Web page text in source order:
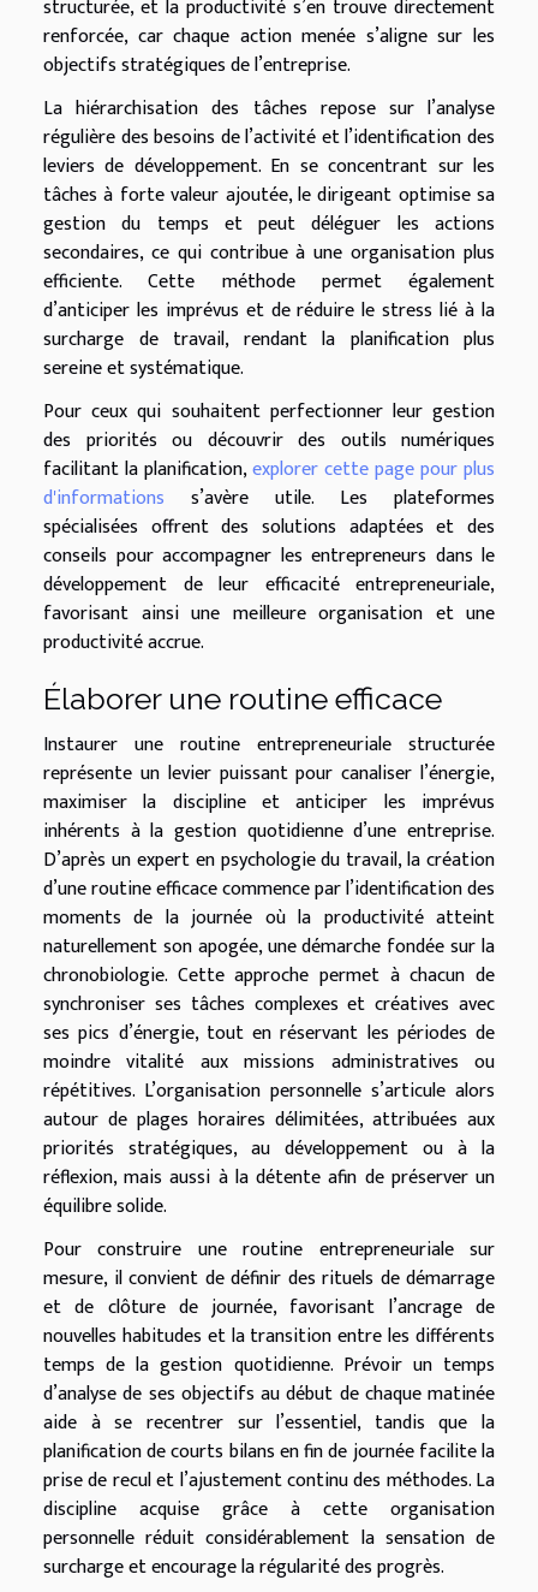
structurée, et la productivité s’en trouve directement
renforcée, car chaque action menée s’aligne sur les
objectifs stratégiques de l’entreprise.
La hiérarchisation des tâches repose sur l’analyse
régulière des besoins de l’activité et l’identification des
leviers de développement. En se concentrant sur les
tâches à forte valeur ajoutée, le dirigeant optimise sa
gestion du temps et peut déléguer les actions
secondaires, ce qui contribue à une organisation plus
efficiente. Cette méthode permet également
d’anticiper les imprévus et de réduire le stress lié à la
surcharge de travail, rendant la planification plus
sereine et systématique.
Pour ceux qui souhaitent perfectionner leur gestion
des priorités ou découvrir des outils numériques
facilitant la planification,explorer cette page pour plus
d'informations s’avère utile. Les plateformes
spécialisées offrent des solutions adaptées et des
conseils pour accompagner les entrepreneurs dans le
développement de leur efficacité entrepreneuriale,
favorisant ainsi une meilleure organisation et une
productivité accrue.
Élaborer une routine efficace
Instaurer une routine entrepreneuriale structurée
représente un levier puissant pour canaliser l’énergie,
maximiser la discipline et anticiper les imprévus
inhérents à la gestion quotidienne d’une entreprise.
D’après un expert en psychologie du travail, la création
d’une routine efficace commence par l’identification des
moments de la journée où la productivité atteint
naturellement son apogée, une démarche fondée sur la
chronobiologie. Cette approche permet à chacun de
synchroniser ses tâches complexes et créatives avec
ses pics d’énergie, tout en réservant les périodes de
moindre vitalité aux missions administratives ou
répétitives. L’organisation personnelle s’articule alors
autour de plages horaires délimitées, attribuées aux
priorités stratégiques, au développement ou à la
réflexion, mais aussi à la détente afin de préserver un
équilibre solide.
Pour construire une routine entrepreneuriale sur
mesure, il convient de définir des rituels de démarrage
et de clôture de journée, favorisant l’ancrage de
nouvelles habitudes et la transition entre les différents
temps de la gestion quotidienne. Prévoir un temps
d’analyse de ses objectifs au début de chaque matinée
aide à se recentrer sur l’essentiel, tandis que la
planification de courts bilans en fin de journée facilite la
prise de recul et l’ajustement continu des méthodes. La
discipline acquise grâce à cette organisation
personnelle réduit considérablement la sensation de
surcharge et encourage la régularité des progrès.